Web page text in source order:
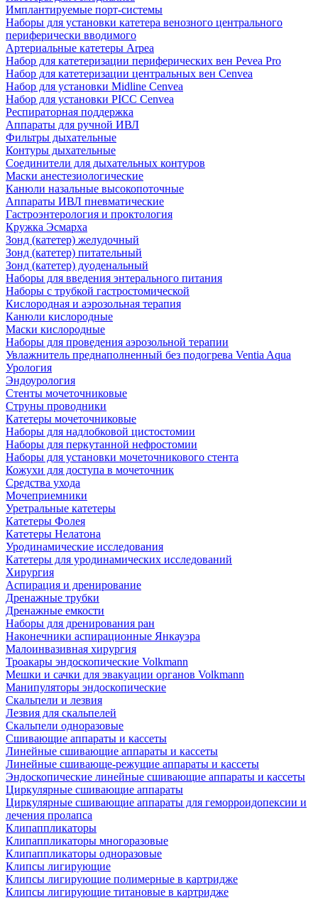
Имплантируемые порт‑системы
Наборы для установки катетера венозного центрального
периферически вводимого
Артериальные катетеры Arpea
Набор для катетеризации периферических вен Pevea Pro
Набор для катетеризации центральных вен Cenvea
Набор для установки Midline Cenvea
Набор для установки PICC Cenvea
Респираторная поддержка
Аппараты для ручной ИВЛ
Фильтры дыхательные
Контуры дыхательные
Соединители для дыхательных контуров
Маски анестезиологические
Канюли назальные высокопоточные
Аппараты ИВЛ пневматические
Гастроэнтерология и проктология
Кружка Эсмарха
Зонд (катетер) желудочный
Зонд (катетер) питательный
Зонд (катетер) дуоденальный
Наборы для введения энтерального питания
Наборы с трубкой гастростомической
Кислородная и аэрозольная терапия
Канюли кислородные
Маски кислородные
Наборы для проведения аэрозольной терапии
Увлажнитель преднаполненный без подогрева Ventia Aqua
Урология
Эндоурология
Стенты мочеточниковые
Струны проводники
Катетеры мочеточниковые
Наборы для надлобковой цистостомии
Наборы для перкутанной нефростомии
Наборы для установки мочеточникового стента
Кожухи для доступа в мочеточник
Средства ухода
Мочеприемники
Уретральные катетеры
Катетеры Фолея
Катетеры Нелатона
Уродинамические исследования
Катетеры для уродинамических исследований
Хирургия
Аспирация и дренирование
Дренажные трубки
Дренажные емкости
Наборы для дренирования ран
Наконечники аспирационные Янкауэра
Малоинвазивная хирургия
Троакары эндоскопические Volkmann
Мешки и сачки для эвакуации органов Volkmann
Манипуляторы эндоскопические
Скальпели и лезвия
Лезвия для скальпелей
Скальпели одноразовые
Сшивающие аппараты и кассеты
Линейные сшивающие аппараты и кассеты
Линейные сшивающе-режущие аппараты и кассеты
Эндоскопические линейные сшивающие аппараты и кассеты
Циркулярные сшивающие аппараты
Циркулярные сшивающие аппараты для геморроидопексии и
лечения пролапса
Клипаппликаторы
Клипаппликаторы многоразовые
Клипаппликаторы одноразовые
Клипсы лигирующие
Клипсы лигирующие полимерные в картридже
Клипсы лигирующие титановые в картридже